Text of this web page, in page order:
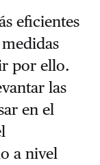
eficientes
por ello.
las
en el
a nivel